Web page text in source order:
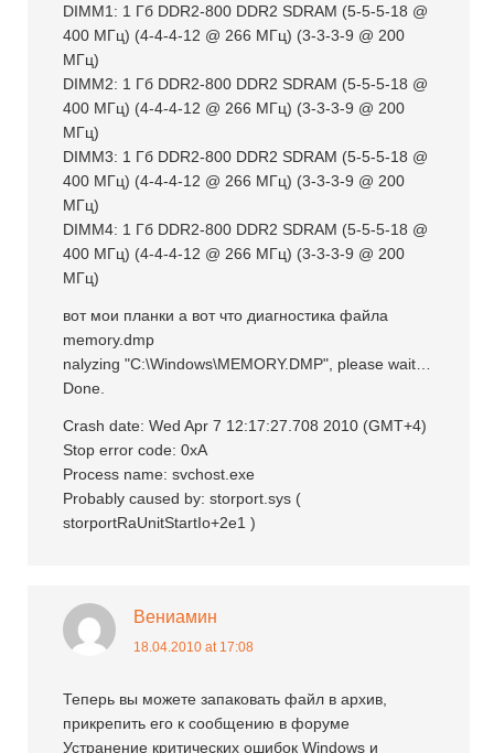
DIMM1: 1 Гб DDR2-800 DDR2 SDRAM (5-5-5-18 @
400 МГц) (4-4-4-12 @ 266 МГц) (3-3-3-9 @ 200
МГц)
DIMM2: 1 Гб DDR2-800 DDR2 SDRAM (5-5-5-18 @
400 МГц) (4-4-4-12 @ 266 МГц) (3-3-3-9 @ 200
МГц)
DIMM3: 1 Гб DDR2-800 DDR2 SDRAM (5-5-5-18 @
400 МГц) (4-4-4-12 @ 266 МГц) (3-3-3-9 @ 200
МГц)
DIMM4: 1 Гб DDR2-800 DDR2 SDRAM (5-5-5-18 @
400 МГц) (4-4-4-12 @ 266 МГц) (3-3-3-9 @ 200
МГц)
вот мои планки а вот что диагностика файла
memory.dmp
nalyzing "C:\Windows\MEMORY.DMP", please wait…
Done.
Crash date: Wed Apr 7 12:17:27.708 2010 (GMT+4)
Stop error code: 0xA
Process name: svchost.exe
Probably caused by: storport.sys (
storportRaUnitStartIo+2e1 )
Вениамин
18.04.2010 at 17:08
Теперь вы можете запаковать файл в архив,
прикрепить его к сообщению в форуме
Устранение критических ошибок Windows и